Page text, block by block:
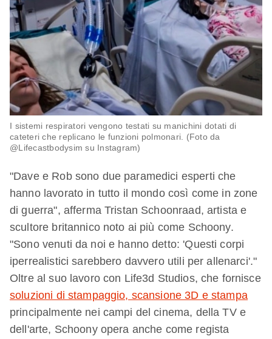
I sistemi respiratori vengono testati su manichini dotati di
cateteri che replicano le funzioni polmonari. (Foto da
@Lifecastbodysim su Instagram)
"Dave e Rob sono due paramedici esperti che
hanno lavorato in tutto il mondo così come in zone
di guerra", afferma Tristan Schoonraad, artista e
scultore britannico noto ai più come Schoony.
"Sono venuti da noi e hanno detto: 'Questi corpi
iperrealistici sarebbero davvero utili per allenarci'."
Oltre al suo lavoro con Life3d Studios, che fornisce
soluzioni di stampaggio, scansione 3D e stampa
principalmente nei campi del cinema, della TV e
dell'arte, Schoony opera anche come regista